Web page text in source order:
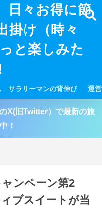
日々お得に節
掛け（時々
と楽しみた
サラリーマンの背伸び 運
X(旧Twitter）で最新の旅
！
ンペーン第2
ブスイートが当